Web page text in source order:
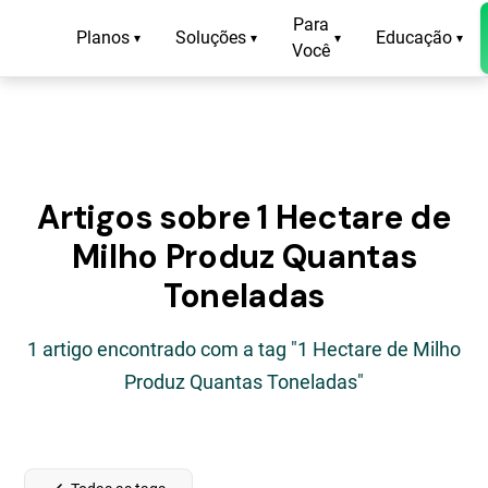
Planos ▾ Soluções ▾
Para
Você
▾ Educação ▾
Artigos sobre 1 Hectare de
Milho Produz Quantas
Toneladas
1 artigo encontrado com a tag "1 Hectare de Milho
Produz Quantas Toneladas"